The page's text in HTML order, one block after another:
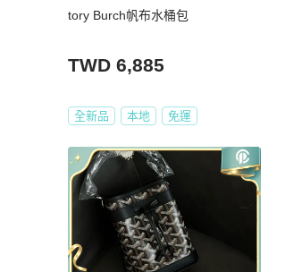
tory Burch帆布水桶包
TWD 6,885
全新品 本地 免運